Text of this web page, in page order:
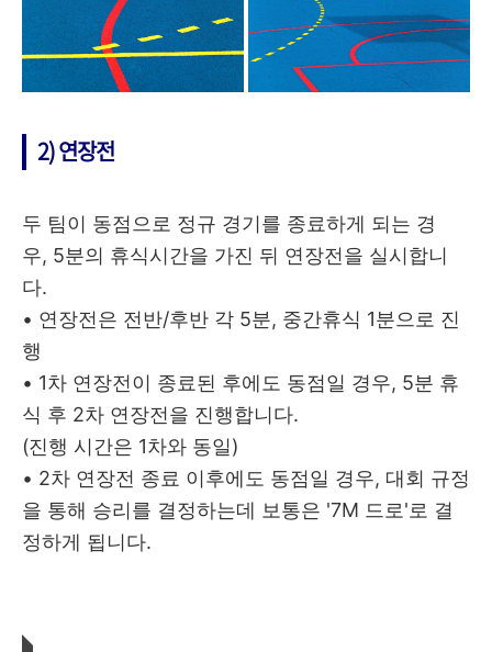
2) 연장전
두 팀이 동점으로 정규 경기를 종료하게 되는 경
우, 5분의 휴식시간을 가진 뒤 연장전을 실시합니
다.
• 연장전은 전반/후반 각 5분, 중간휴식 1분으로 진
행
• 1차 연장전이 종료된 후에도 동점일 경우, 5분 휴
식 후 2차 연장전을 진행합니다.
(진행 시간은 1차와 동일)
• 2차 연장전 종료 이후에도 동점일 경우, 대회 규정
을 통해 승리를 결정하는데 보통은 '7M 드로'로 결
정하게 됩니다.